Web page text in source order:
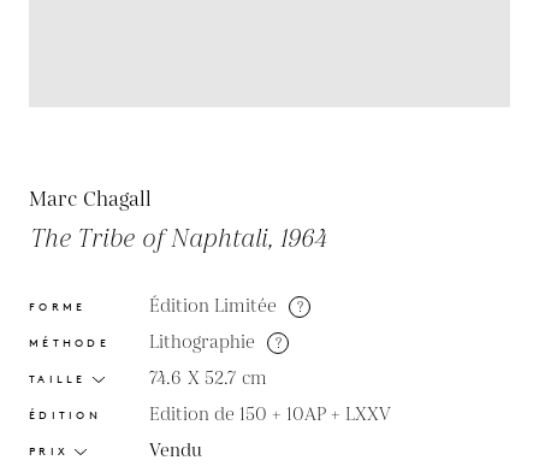
Marc Chagall
The Tribe of Naphtali, 1964
FORME Édition Limitée ?
MÉTHODE Lithographie ?
TAILLE 74.6 X 52.7 cm
ÉDITION Edition de 150 + 10AP + LXXV
PRIX Vendu